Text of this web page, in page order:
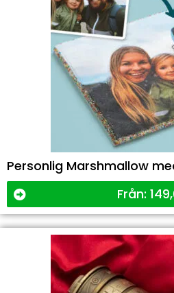
Personlig Marshmallow
Från: